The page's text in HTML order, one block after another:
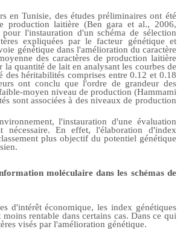
en Tunisie, des études préliminaires ont été
production laitière (Ben gara et al., 2006,
l'instauration d'un schéma de sélection
expliquées par le facteur génétique et
génétique dans l'amélioration du caractère
des caractères de production laitière
quantité de lait en analysant les courbes de
héritabilités comprises entre 0.12 et 0.18
ont conclu que l'ordre de grandeur des
moyen niveau de production (Hammami
sont associées à des niveaux de production
l'instauration d'une évaluation
nécessaire. En effet, l'élaboration d'index
plus objectif du potentiel génétique
moléculaire dans les schémas de
d'intérêt économique, les index génétiques
rentable dans certains cas. Dans ce qui
visés par l'amélioration génétique.